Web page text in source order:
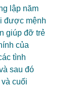
lập năm
được mệnh
giúp đỡ trẻ
của
tình
sau đó
cuối